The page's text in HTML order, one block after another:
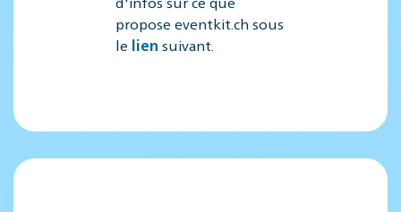
propose eventkit.ch sous
le lien suivant.